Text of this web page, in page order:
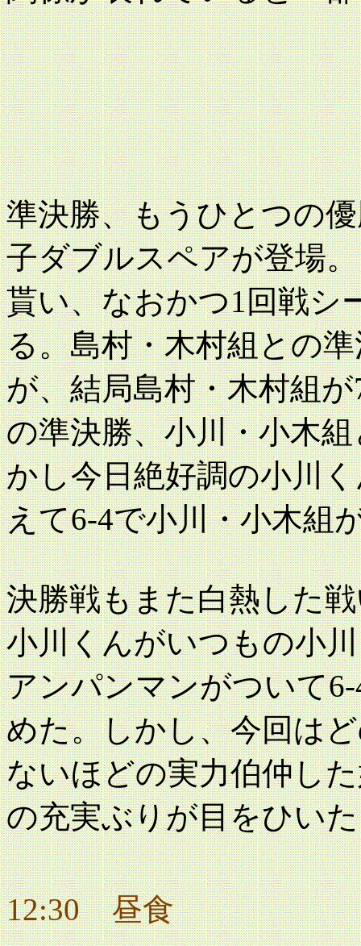
準決勝、もうひとつの
子ダブルスペアが登場
貰い、なおかつ1回戦シ
る。島村・木村組との
が、結局島村・木村組
の準決勝、小川・小木
かし今日絶好調の小川
えて6-4で小川・小木組
決勝戦もまた白熱した
小川くんがいつもの小
アンパンマンがついて
めた。しかし、今回は
ないほどの実力伯仲し
の充実ぶりが目をひい
12:30 昼食